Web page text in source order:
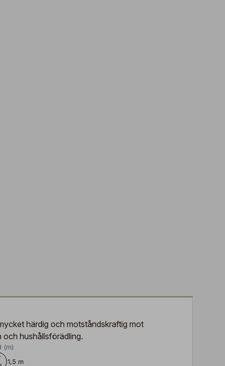
härdig och motståndskraftig mot
och hushållsförädling.
(m)
1,5 m